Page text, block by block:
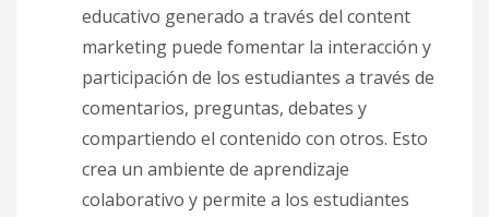
educativo generado a través del content
marketing puede fomentar la interacción y
participación de los estudiantes a través de
comentarios, preguntas, debates y
compartiendo el contenido con otros. Esto
crea un ambiente de aprendizaje
colaborativo y permite a los estudiantes